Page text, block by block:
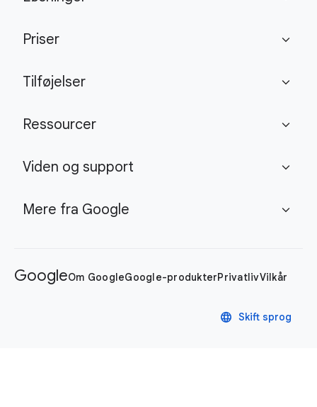
Priser expand_more
Tilføjelser expand_more
Ressourcer expand_more
Viden og support expand_more
Mere fra Google expand_more
GoogleOm GoogleGoogle-produkterPrivatlivVilkår
language Skift sprog